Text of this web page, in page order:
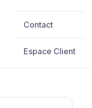
Contact
Espace Client